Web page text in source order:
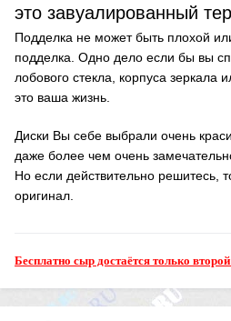
это завуалированный
Подделка не может быть плохой
подделка. Одно дело если бы вы
лобового стекла, корпуса зеркала
это ваша жизнь.
Диски Вы себе выбрали очень
даже более чем очень
Но если действительно решитесь,
оригинал.
Бесплатно сыр достаётся только